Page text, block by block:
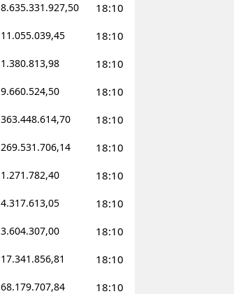
8.635.331.927,50 18:10
11.055.039,45 18:10
1.380.813,98 18:10
9.660.524,50 18:10
363.448.614,70 18:10
269.531.706,14 18:10
1.271.782,40 18:10
4.317.613,05 18:10
3.604.307,00 18:10
17.341.856,81 18:10
68.179.707,84 18:10